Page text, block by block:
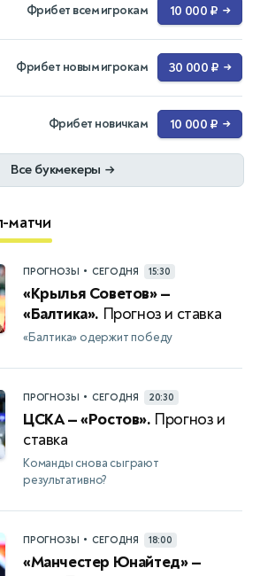
Фрибет всем игрокам 10 000 ₽ →
Фрибет новым игрокам 30 000 ₽ →
Фрибет новичкам 10 000 ₽ →
Все букмекеры →
матчи
ПРОГНОЗЫ • СЕГОДНЯ 15:30
«Крылья Советов» —
«Балтика». Прогноз и ставка
«Балтика» одержит победу
ПРОГНОЗЫ • СЕГОДНЯ 20:30
ЦСКА — «Ростов». Прогноз и
ставка
Команды снова сыграют
результативно?
ПРОГНОЗЫ • СЕГОДНЯ 18:00
«Манчестер Юнайтед» —